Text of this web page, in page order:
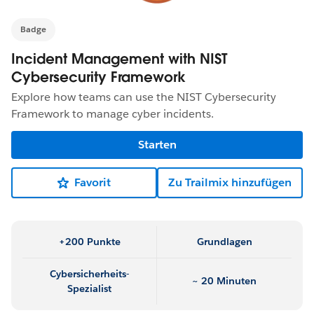
Badge
Incident Management with NIST
Cybersecurity Framework
Explore how teams can use the NIST Cybersecurity
Framework to manage cyber incidents.
Starten
Favorit Zu Trailmix hinzufügen
+200 Punkte Grundlagen
Cybersicherheits-
Spezialist
~ 20 Minuten